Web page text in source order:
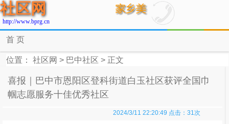
社区网
http://www.bprg.cn
首 页
位置： 社区网 > 巴中社区 > 正文
喜报｜巴中市恩阳区登科街道白玉社区获评全国巾
帼志愿服务十佳优秀社区
2024/3/11 22:20:49 点击：31次